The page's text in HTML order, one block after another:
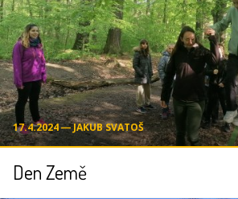
17.4.2024 ― JAKUB SVATOŠ
Den Země